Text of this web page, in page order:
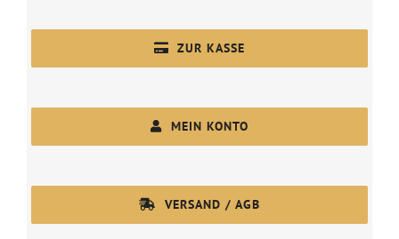
ZUR KASSE
MEIN KONTO
VERSAND / AGB